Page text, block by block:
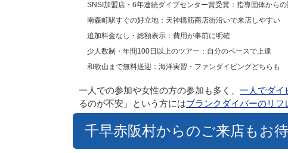
SNSI加盟店・6年連続ダイブセンター賞受賞 ：指導団体から
南森町駅すぐの好立地 ：天神橋筋商店街沿いで来店しやすい
追加料金なし・総額表示 ：費用が事前に明確
少人数制・年間100日以上のツアー ：自分のペースで上達
和歌山まで無料送迎 ：海洋実習・ファンダイビングどちらも
一人での参加や女性の方の参加も多く、 一人でダイ
るのが不安」という方にはブランクダイバーのリフ
千早赤阪村からのご来店もお